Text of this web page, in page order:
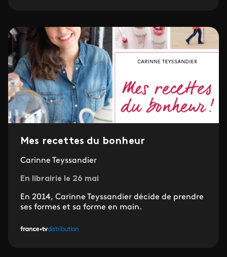
Mes recettes du bonheur
Carinne Teyssandier
En librairie le 26 mai
En 2014, Carinne Teyssandier décide de prendre
ses formes et sa forme en main.